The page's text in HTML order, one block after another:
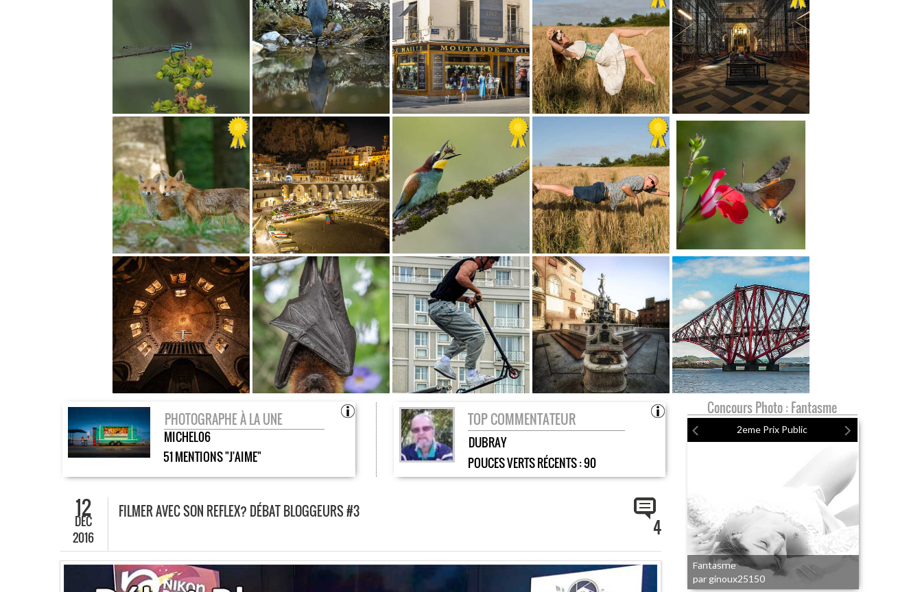
PHOTOGRAPHE À LA UNE
MICHEL06
51 MENTIONS "J'AIME"
TOP COMMENTATEUR
DUBRAY
POUCES VERTS RÉCENTS :90
12
DÉC
2016
FILMER AVEC SON REFLEX? DÉBAT BLOGGEURS #3
4
Concours Photo : Fantasme
2eme Prix Public
Fantasme
par ginoux25150